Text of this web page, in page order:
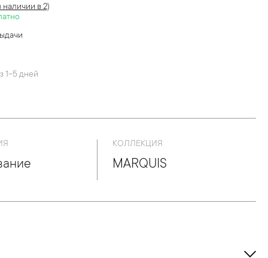
наличии в 2)
1-5 дней
КОЛЛЕКЦИЯ
MARQUIS